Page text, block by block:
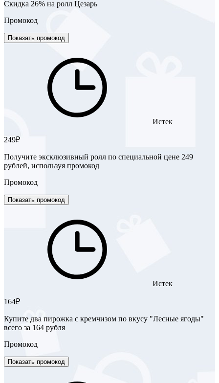
Скидка 26% на ролл Цезарь
Промокод
Показать промокод
Истек
249₽
Получите эксклюзивный ролл по специальной цене 249
рублей, используя промокод
Промокод
Показать промокод
Истек
164₽
Купите два пирожка с кремчизом по вкусу "Лесные ягоды"
всего за 164 рубля
Промокод
Показать промокод